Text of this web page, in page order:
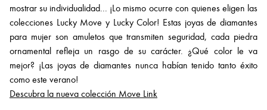
mostrar su individualidad... ¡Lo mismo ocurre con quienes eligen las
colecciones Lucky Move y Lucky Color! Estas joyas de diamantes
para mujer son amuletos que transmiten seguridad, cada piedra
ornamental refleja un rasgo de su carácter. ¿Qué color le va
mejor? ¡Las joyas de diamantes nunca habían tenido tanto éxito
como este verano!
Descubra la nueva colección Move Link